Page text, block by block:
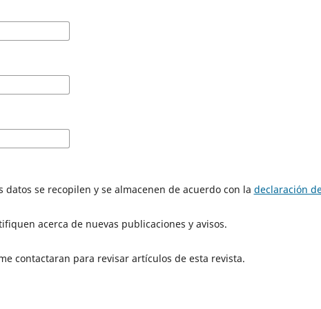
datos se recopilen y se almacenen de acuerdo con la declaración
acerca de nuevas publicaciones y avisos.
contactaran para revisar artículos de esta revista.